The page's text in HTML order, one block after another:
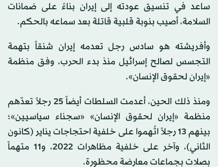
ساعد في تنسيق عودته إلى إيران بناءً على ضمانات
السلامة، أصيب بنوبة قلبية قاتلة بعد سماعه بالحكم.
وأفريشته هو سادس رجل تعدمه إيران شنقاً بتهمة
التجسس لصالح إسرائيل منذ بدء الحرب، وفق منظمة
«إيران لحقوق الإنسان».
ومنذ ذلك الحين، أعدمت السلطات أيضاً 25 رجلاً تعدّهم
منظمة «إيران لحقوق الإنسان» «سجناء سياسيين»؛
بينهم 13 رجلاً اتُهموا على خلفية احتجاجات يناير (كانون
الثاني)، وآخر على خلفية مظاهرات 2022، و11 متهماً
بصلات بجماعات معارضة محظورة.